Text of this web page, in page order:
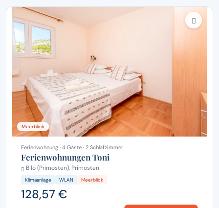
Meerblick
Ferienwohnung · 4 Gäste · 2 Schlafzimmer
Ferienwohnungen Toni
Bilo (Primosten), Primosten
Klimaanlage WLAN Meerblick
128,57 €